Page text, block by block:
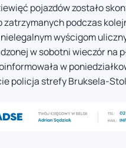
pojazdów zostało
zatrzymanych podczas
wyścigom
w sobotni wieczór na
w
policja strefy Bruksela-